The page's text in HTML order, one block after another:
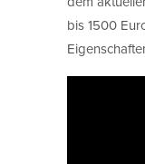
bis 1500